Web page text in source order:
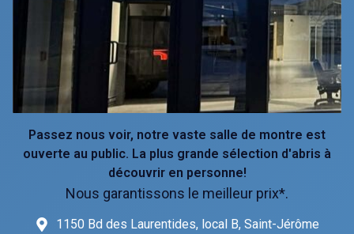
Passez nous voir, notre vaste salle de montre est
ouverte au public. La plus grande sélection d'abris à
découvrir en personne!
Nous garantissons le meilleur prix*.
1150 Bd des Laurentides, local B, Saint-Jérôme